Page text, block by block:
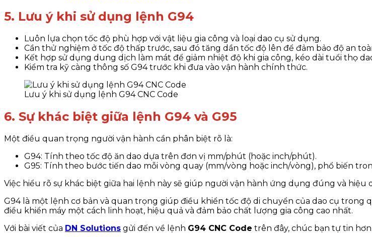
5. Lưu ý khi sử dụng lệnh G94
Luôn lựa chọn tốc độ phù hợp với vật liệu gia công và loại dao cụ sử dụng.
Cần thử nghiệm ở tốc độ thấp trước, sau đó tăng dần tốc độ lên để đảm bảo độ an
Kết hợp sử dụng dung dịch làm mát để giảm nhiệt độ khi gia công, kéo dài tuổi thọ
Kiểm tra kỹ càng thông số G94 trước khi đưa vào vận hành chính thức.
Lưu ý khi sử dụng lệnh G94 CNC Code
6. Sự khác biệt giữa lệnh G94 và G95
Một điều quan trọng người vận hành cần phân biệt rõ là:
G94: Tính theo tốc độ ăn dao dựa trên đơn vị mm/phút (hoặc inch/phút).
G95: Tính theo bước tiến dao mỗi vòng quay (mm/vòng hoặc inch/vòng), phổ biến
Việc hiểu rõ sự khác biệt giữa hai lệnh này sẽ giúp người vận hành ứng dụng đúng và
G94 là một lệnh cơ bản và quan trọng giúp điều khiển tốc độ di chuyển của dao cụ trong
điều khiển máy một cách linh hoạt, hiệu quả và đảm bảo chất lượng gia công cao nhất.
Với bài viết của DN Solutions gửi đến về lệnh G94 CNC Code trên đây, chúc bạn tự tin